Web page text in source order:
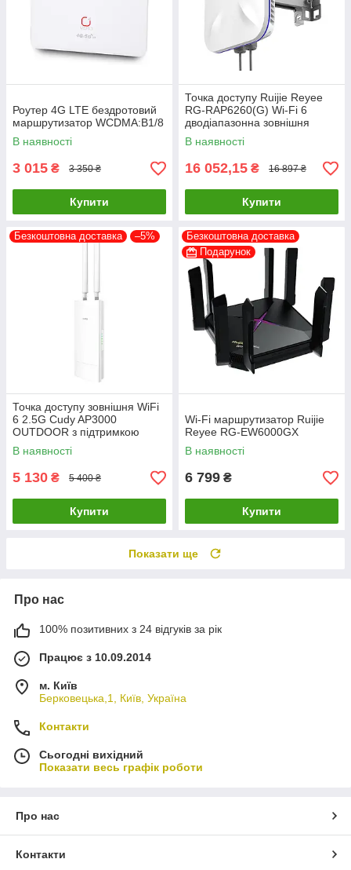
Роутер 4G LTE бездротовий
маршрутизатор WCDMA:B1/8
В наявності
3 015 ₴ 3 350 ₴
Купити
Точка доступу Ruijie Reyee
RG-RAP6260(G) Wi-Fi 6
дводіапазонна зовнішня
В наявності
16 052,15 ₴ 16 897 ₴
Купити
Безкоштовна доставка –5%
Точка доступу зовнішня WiFi
6 2.5G Cudy AP3000
OUTDOOR з підтримкою
Mesh дводіапазонна
В наявності
5 130 ₴ 5 400 ₴
Купити
Безкоштовна доставка
Подарунок
Wi-Fi маршрутизатор Ruijie
Reyee RG-EW6000GX
В наявності
6 799 ₴
Купити
Показати ще
Про нас
100% позитивних з 24 відгуків за рік
Працює з 10.09.2014
м. Київ
Берковецька,1, Київ, Україна
Контакти
Сьогодні вихідний
Показати весь графік роботи
Про нас
Контакти